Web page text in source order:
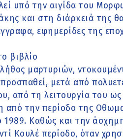
υπό την αιγίδα του
και στη διάρκειά της
εφημερίδες της
βιβλίο
μαρτυριών,
μετά από
από τη λειτουργία του
την περίοδο της
1989. Καθώς και την
Κουλέ περίοδο, όταν